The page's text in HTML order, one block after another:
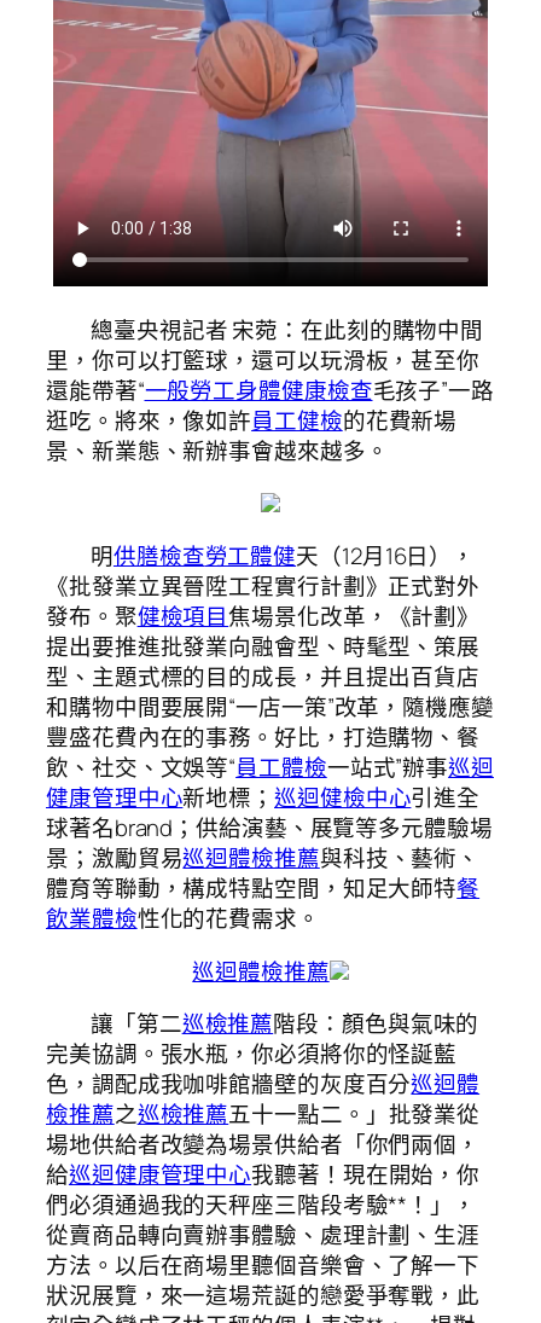
總臺央視記者 宋菀：在此刻的購物中間
里，你可以打籃球，還可以玩滑板，甚至你
還能帶著“一般勞工身體健康檢查毛孩子”一路
逛吃。將來，像如許員工健檢的花費新場
景、新業態、新辦事會越來越多。
明供膳檢查勞工體健天（12月16日），
《批發業立異晉陞工程實行計劃》正式對外
發布。聚健檢項目焦場景化改革，《計劃》
提出要推進批發業向融會型、時髦型、策展
型、主題式標的目的成長，并且提出百貨店
和購物中間要展開“一店一策”改革，隨機應變
豐盛花費內在的事務。好比，打造購物、餐
飲、社交、文娛等“員工體檢一站式”辦事巡迴
健康管理中心新地標；巡迴健檢中心引進全
球著名brand；供給演藝、展覽等多元體驗場
景；激勵貿易巡迴體檢推薦與科技、藝術、
體育等聯動，構成特點空間，知足大師特餐
飲業體檢性化的花費需求。
巡迴體檢推薦
讓「第二巡檢推薦階段：顏色與氣味的
完美協調。張水瓶，你必須將你的怪誕藍
色，調配成我咖啡館牆壁的灰度百分巡迴體
檢推薦之巡檢推薦五十一點二。」批發業從
場地供給者改變為場景供給者「你們兩個，
給巡迴健康管理中心我聽著！現在開始，你
們必須通過我的天秤座三階段考驗**！」，
從賣商品轉向賣辦事體驗、處理計劃、生涯
方法。以后在商場里聽個音樂會、了解一下
狀況展覽，來一這場荒誕的戀愛爭奪戰，此